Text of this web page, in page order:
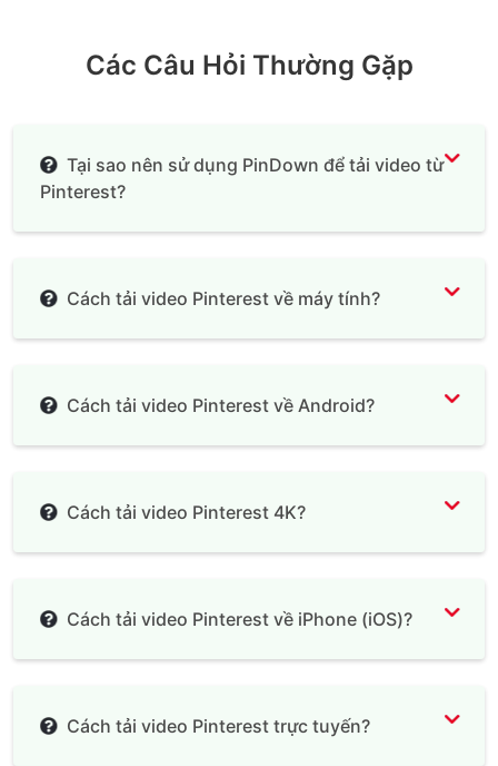
Các Câu Hỏi Thường Gặp
Tại sao nên sử dụng PinDown để tải video từ
Pinterest?
Cách tải video Pinterest về máy tính?
Cách tải video Pinterest về Android?
Cách tải video Pinterest 4K?
Cách tải video Pinterest về iPhone (iOS)?
Cách tải video Pinterest trực tuyến?